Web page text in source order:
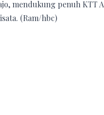
mendukung penuh KTT
(Ram/hbc)